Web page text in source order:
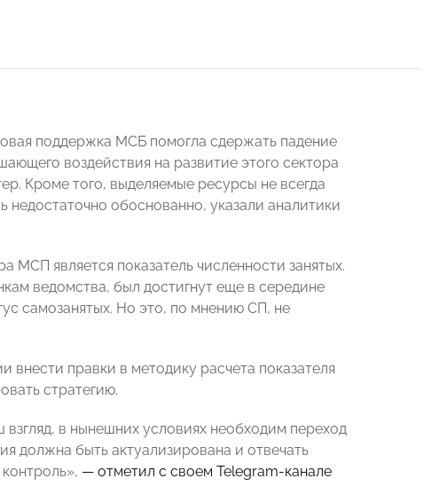
поддержка МСБ помогла сдержать падение
воздействия на развитие этого сектора
Кроме того, выделяемые ресурсы не всегда
обоснованно, указали аналитики
является показатель численности занятых.
ведомства, был достигнут еще в середине
самозанятых. Но это, по мнению СП, не
правки в методику расчета показателя
стратегию.
в нынешних условиях необходим переход
должна быть актуализирована и отвечать
— отметил с своем Telegram-канале